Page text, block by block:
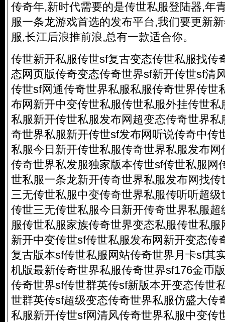
传奇年,新时代需要的是传世私服登陆器,年
服一条龙游戏首选的发布平台,我们要更新
服,长江后浪推前浪,总有一款适合你。
传世新开私服传世sf复古变态传世私服找传
态网页版传奇变态传奇世界sf新开传世sf清
传世sf网通传奇世界私服私服传奇世界传世
布网新开中变传世私服传世私服外挂传世
私服新开传世私服发布网超变态传奇世界
奇世界私服新开传世sf发布网听说传奇中传
私服今日新开传世私服传奇世界私服发布
传奇世界私发服独家版本传世sf传世私服网
世私服一条龙新开传奇世界私服发布网找
三无传世私服中变传奇世界私服传听听超
传世三无传世私服今日新开传奇世界私服
服传世私服家族传奇世界变态私服传世私
新开中变传世sf传世私服发布网新开变态传
复古版本sf传世私服网站传奇世界月卡sf其
机版最新传奇世界私服传奇世界sf176金币
传奇世界sf传世群英传sf新版本开变态传世
世群英传sf超级变态传奇世界私服仿盛大传
私服新开传世sf网清风传奇世界私服中变传